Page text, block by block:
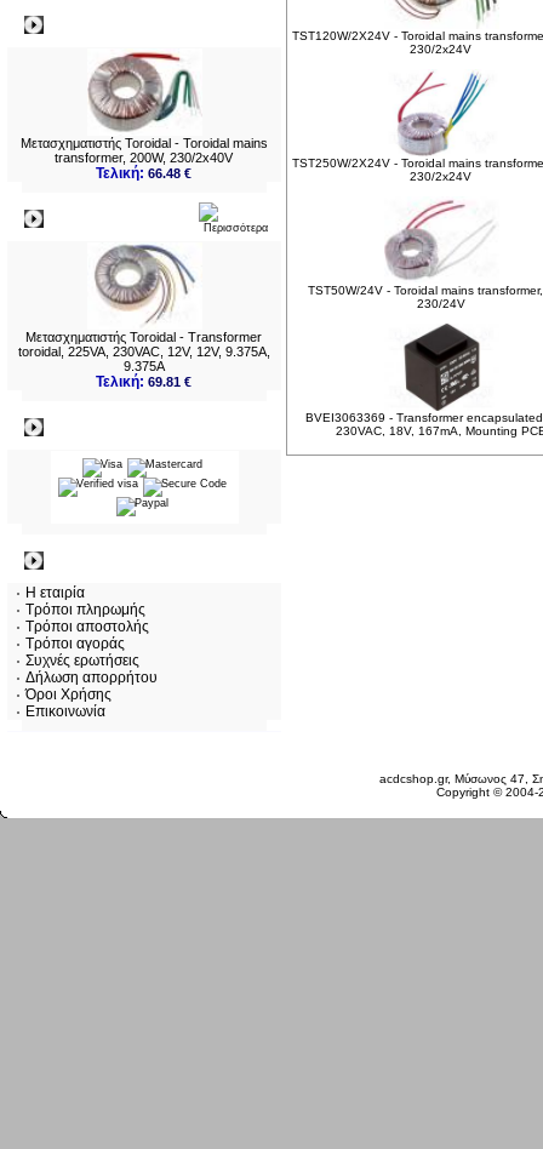
Μετασχηματιστής Toroidal - Toroidal mains
transformer, 200W, 230/2x40V
Τελική:66.48 €
Μετασχηματιστής Toroidal - Transformer
toroidal, 225VA, 230VAC, 12V, 12V, 9.375A,
9.375A
Τελική:69.81 €
Η εταιρία
Τρόποι πληρωμής
Τρόποι αποστολής
Τρόποι αγοράς
Συχνές ερωτήσεις
Δήλωση απορρήτου
Όροι Χρήσης
Επικοινωνία
TST120W/2X24V - Toroidal mains
230/2x24V
TST250W/2X24V - Toroidal mains
230/2x24V
TST50W/24V - Toroidal mains
230/24V
BVEI3063369 - Transformer
230VAC, 18V, 167mA, Mounting
acdcshop.gr, Μύσωνος 47,
Copyright ©